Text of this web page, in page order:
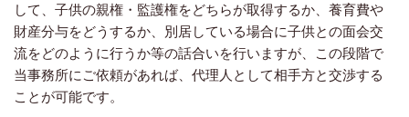
して、子供の親権・監護権をどちらが取得するか、養育費や
財産分与をどうするか、別居している場合に子供との面会交
流をどのように行うか等の話合いを行いますが、この段階で
当事務所にご依頼があれば、代理人として相手方と交渉する
ことが可能です。